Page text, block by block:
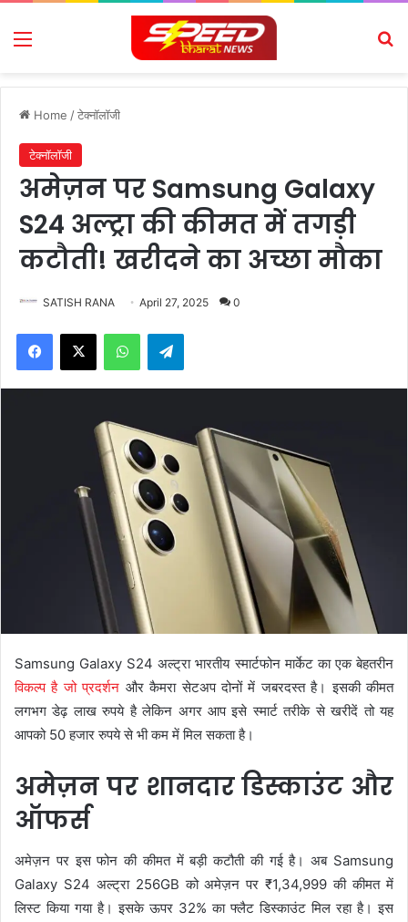
Menu
Home /टेक्नॉलॉजी
टेक्नॉलॉजी
अमेज़न पर Samsung Galaxy
S24 अल्ट्रा की कीमत में तगड़ी
कटौती! खरीदने का अच्छा मौका
SATISH RANA April 27, 2025 0
Facebook
X WhatsAppTelegram
Samsung Galaxy S24 अल्ट्रा भारतीय स्मार्टफोन मार्केट का एक बेहतरीन
विकल्प है जो प्रदर्शन और कैमरा सेटअप दोनों में जबरदस्त है। इसकी कीमत
लगभग डेढ़ लाख रुपये है लेकिन अगर आप इसे स्मार्ट तरीके से खरीदें तो यह
आपको 50 हजार रुपये से भी कम में मिल सकता है।
अमेज़न पर शानदार डिस्काउंट और
ऑफर्स
अमेज़न पर इस फोन की कीमत में बड़ी कटौती की गई है। अब Samsung
Galaxy S24 अल्ट्रा 256GB को अमेज़न पर ₹1,34,999 की कीमत में
लिस्ट किया गया है। इसके ऊपर 32% का फ्लैट डिस्काउंट मिल रहा है। इस